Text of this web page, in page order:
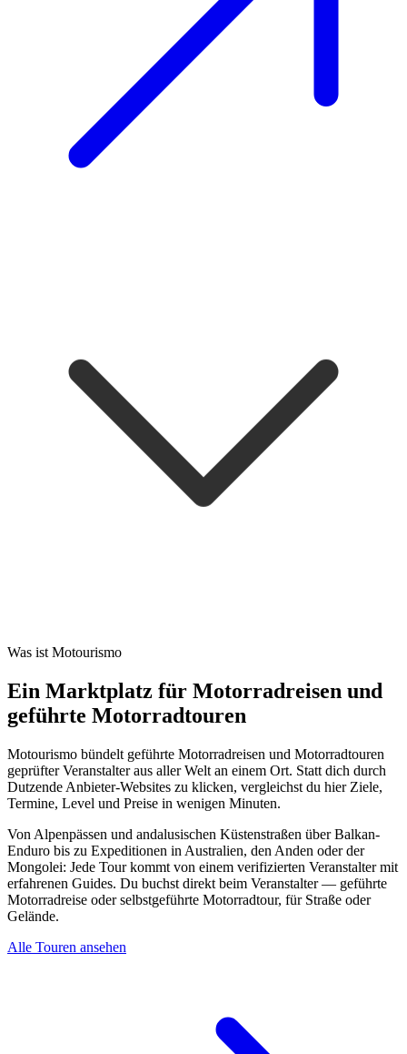
Was ist Motourismo
Ein Marktplatz für Motorradreisen und
geführte Motorradtouren
Motourismo bündelt geführte Motorradreisen und Motorradtouren
geprüfter Veranstalter aus aller Welt an einem Ort. Statt dich durch
Dutzende Anbieter-Websites zu klicken, vergleichst du hier Ziele,
Termine, Level und Preise in wenigen Minuten.
Von Alpenpässen und andalusischen Küstenstraßen über Balkan-
Enduro bis zu Expeditionen in Australien, den Anden oder der
Mongolei: Jede Tour kommt von einem verifizierten Veranstalter mit
erfahrenen Guides. Du buchst direkt beim Veranstalter — geführte
Motorradreise oder selbstgeführte Motorradtour, für Straße oder
Gelände.
Alle Touren ansehen